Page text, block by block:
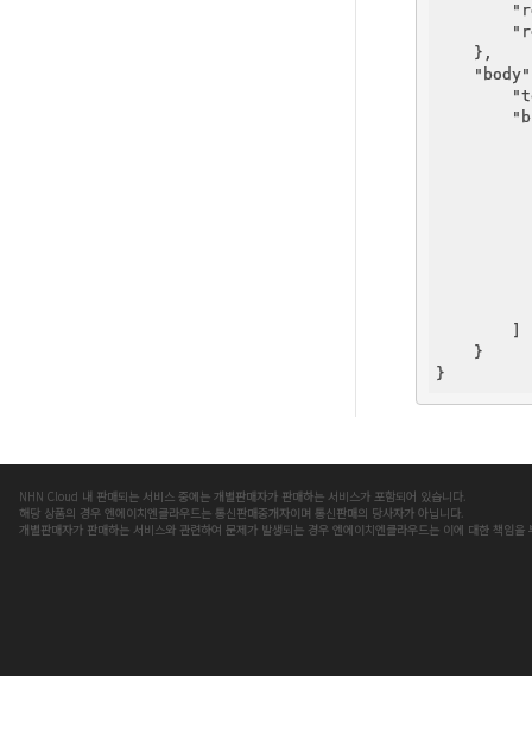
    },
"body"
        ]
    }
NHN Cloud 내 판매되는 서비스 중에는 개별판매자가 판매하는 서비스가 포함되어 있습니다.
해당 상품의 경우 엔에이치엔클라우드는 통신판매중개자이며 통신판매의 당사자가 아닙니다.
개별판매자가 판매하는 서비스와 관련하여 문제가 발생되는 경우 엔에이치엔클라우드는 이에 대한 책임을